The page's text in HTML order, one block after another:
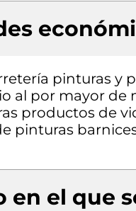
pinturas y
al por mayor de
productos de
pinturas
en el que